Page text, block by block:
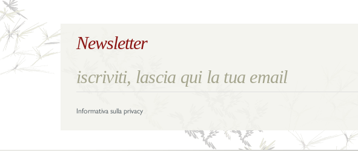
Newsletter
Informativa sulla privacy